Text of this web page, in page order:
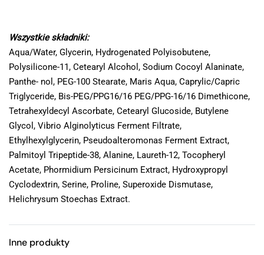
Wszystkie składniki:
Aqua/Water, Glycerin, Hydrogenated Polyisobutene,
Polysilicone-11, Cetearyl Alcohol, Sodium Cocoyl Alaninate,
Panthe- nol, PEG-100 Stearate, Maris Aqua, Caprylic/Capric
Triglyceride, Bis-PEG/PPG16/16 PEG/PPG-16/16 Dimethicone,
Tetrahexyldecyl Ascorbate, Cetearyl Glucoside, Butylene
Glycol, Vibrio Alginolyticus Ferment Filtrate,
Ethylhexylglycerin, Pseudoalteromonas Ferment Extract,
Palmitoyl Tripeptide-38, Alanine, Laureth-12, Tocopheryl
Acetate, Phormidium Persicinum Extract, Hydroxypropyl
Cyclodextrin, Serine, Proline, Superoxide Dismutase,
Helichrysum Stoechas Extract.
Inne produkty